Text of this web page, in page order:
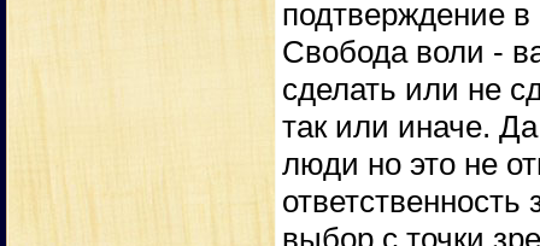
подтверждение в
Свобода воли -
сделать или не
так или иначе.
люди но это не